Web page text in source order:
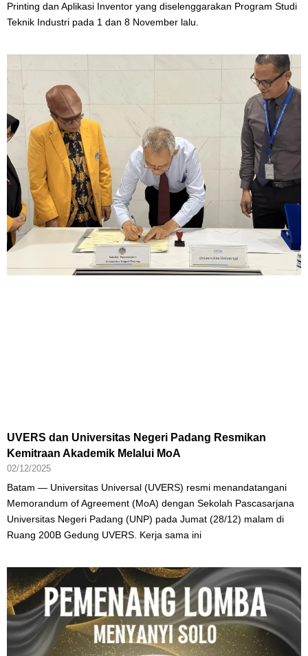
Printing dan Aplikasi Inventor yang diselenggarakan Program Studi
Teknik Industri pada 1 dan 8 November lalu.
UVERS dan Universitas Negeri Padang Resmikan
Kemitraan Akademik Melalui MoA
02/12/2025
Batam — Universitas Universal (UVERS) resmi menandatangani
Memorandum of Agreement (MoA) dengan Sekolah Pascasarjana
Universitas Negeri Padang (UNP) pada Jumat (28/12) malam di
Ruang 200B Gedung UVERS. Kerja sama ini